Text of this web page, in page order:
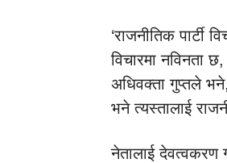
‘राजनीतिक पार्टी
विचारमा नविनता
अधिवक्ता गुप्तले
भने त्यस्तालाई
नेतालाई देवत्वकरण